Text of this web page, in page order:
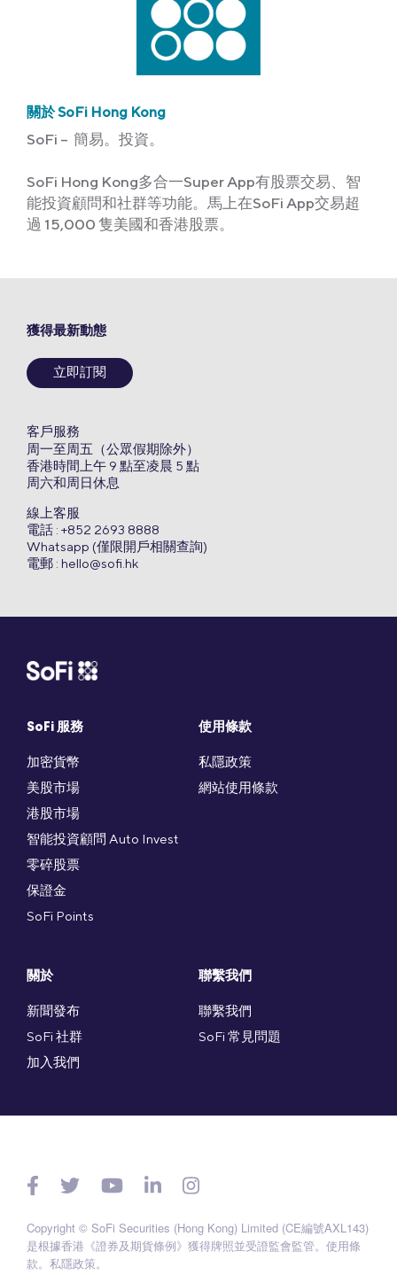
關於 SoFi Hong Kong
SoFi – 簡易。投資。
SoFi Hong Kong多合一Super App有股票交易、智
能投資顧問和社群等功能。馬上在SoFi App交易超
過 15,000 隻美國和香港股票。
SoFi 服務
加密貨幣
美股市場
港股市場
智能投資顧問 Auto Invest
零碎股票
保證金
SoFi Points
使用條款
私隱政策
網站使用條款
關於
新聞發布
SoFi 社群
加入我們
聯繫我們
聯繫我們
SoFi 常見問題
獲得最新動態
立即訂閱
客戶服務
周一至周五（公眾假期除外）
香港時間上午 9 點至凌晨 5 點
周六和周日休息
線上客服
電話 : +852 2693 8888
Whatsapp (僅限開戶相關查詢)
電郵 : hello@sofi.hk
Copyright © SoFi Securities (Hong Kong) Limited (CE編號AXL143)
是根據香港《證券及期貨條例》獲得牌照並受證監會監管。 使用條
款。 私隱政策。